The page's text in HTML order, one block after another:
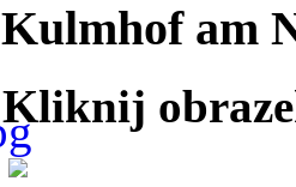
Kulmhof am
Kliknij